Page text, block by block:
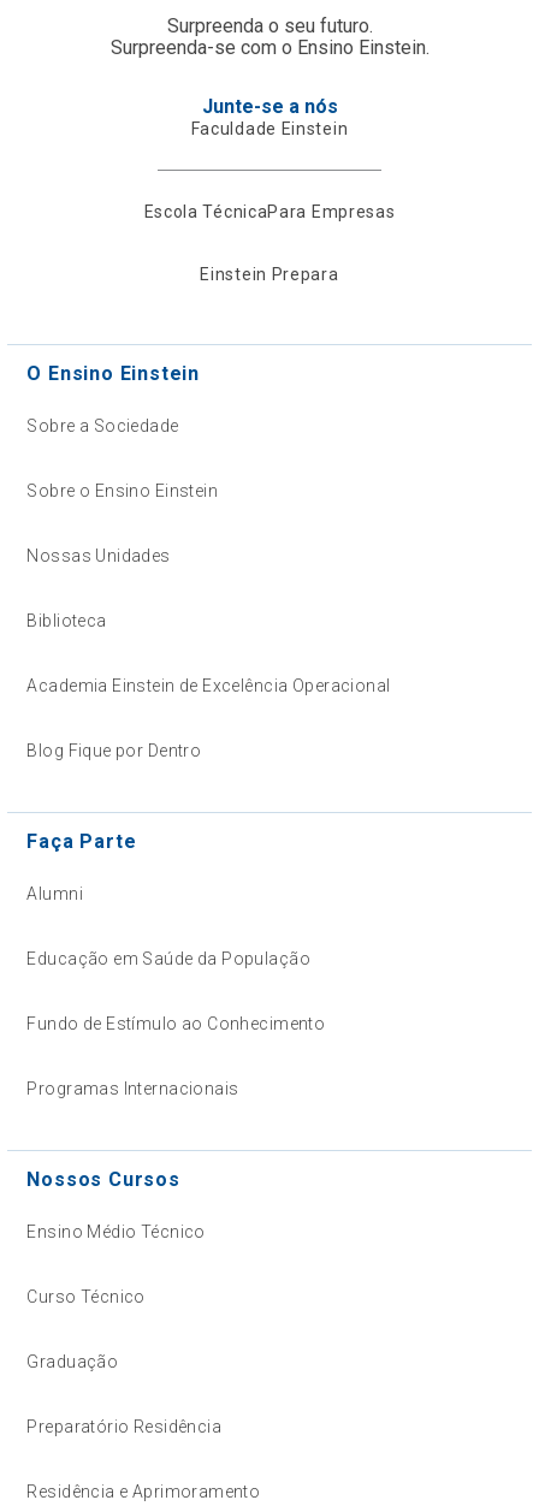
Surpreenda o seu futuro.
Surpreenda-se com o Ensino Einstein.
Junte-se a nós
Faculdade Einstein
Escola TécnicaPara Empresas
Einstein Prepara
O Ensino Einstein
Sobre a Sociedade
Sobre o Ensino Einstein
Nossas Unidades
Biblioteca
Academia Einstein de Excelência Operacional
Blog Fique por Dentro
Faça Parte
Alumni
Educação em Saúde da População
Fundo de Estímulo ao Conhecimento
Programas Internacionais
Nossos Cursos
Ensino Médio Técnico
Curso Técnico
Graduação
Preparatório Residência
Residência e Aprimoramento